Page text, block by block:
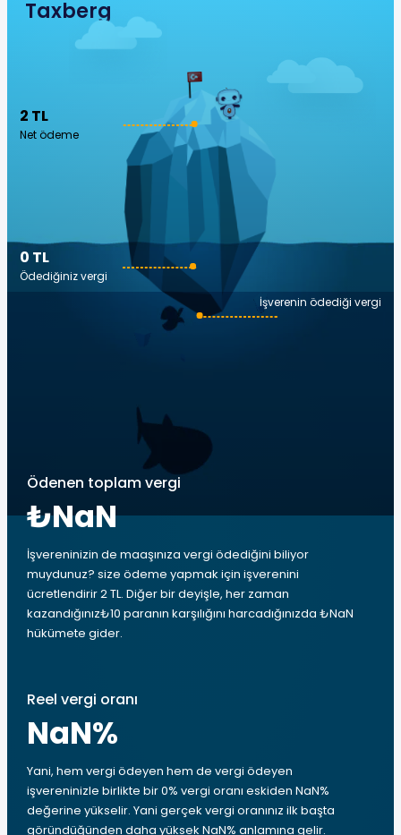
Taxberg
2 TL
Net ödeme
İşverenin ödediği vergi
0 TL
Ödediğiniz vergi
Ödenen toplam vergi
₺NaN
İşvereninizin de maaşınıza vergi ödediğini biliyor
muydunuz? size ödeme yapmak için işverenini
ücretlendirir 2 TL. Diğer bir deyişle, her zaman
kazandığınız₺10 paranın karşılığını harcadığınızda ₺NaN
hükümete gider.
Reel vergi oranı
NaN%
Yani, hem vergi ödeyen hem de vergi ödeyen
işvereninizle birlikte bir 0% vergi oranı eskiden NaN%
değerine yükselir. Yani gerçek vergi oranınız ilk başta
göründüğünden daha yüksek NaN% anlamına gelir.